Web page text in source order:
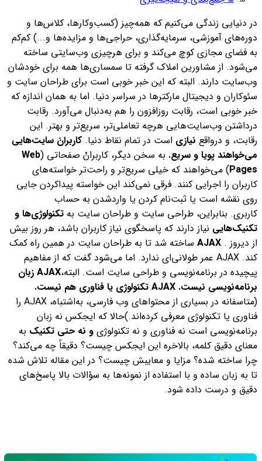
در دنیایی زندگی می‌کنیم که همه‌چیز (کسب‌وکارها، کلاس‌ها و
دور‌ه‌های آموزشی، سرمایه‌گذاری، حراجی‌ها و مزایده‌ها و...) کم‌کم
به فضای مجازی کوچ می‌کند و برای هرچیزی وب‌سایتی ساخته
می‌شود. از مشاورین املاک گرفته تا سمساری‌ها همه برای خودشان
وب‌سایت دارند. البته که این خبر خوبی است برای طراحان سایت و
سئوکاران و دیجیتال مارکترها در سراسر دنیا. اما به همان اندازه که
خبر خوبی است، رقابت روزافزون را هم به‌دنبال می‌آورد. رقابت
درداشتن وب‌سایت‌هایی هرچه تعاملی‌تر، سریع‌تر و بهتر. این
رقابت، و درواقع نیازی است در تمام نقاط دنیا. کاربرانْ سایت‌هایی
می‌خواهند پویا و سریع. به سخن دیگر، کاربرانْ صفحاتی (Web
Pages) می‌خواهند که خیلی سریع‌تر و راحت‌تر خواسته‌های
کاربران را اجرایی کنند. فرقی نمی‌کند این خواسته پیدا‌کردن جایی
روی نقشه است یا ثبت‌نام کردن یا واردشدن به حساب
کاربری. بنابراین، طراحی سایت و طراحان سایت به تکنولوژی‌ها و
تکنیک‌هایی نیاز دارند که پاسخگوی نیاز کاربران باشد، هر روز بیش
از دیروز . AJAX ساخته شد تا به طراحان سایت در همین راه کمک
کند.
AJAX عمر طولانی‌ای ندارد. اما می‌شود گفت که از مفاهیم
پیچیده در برنامه‌نویسی و طراحی سایت است. البته،‌
AJAX زبان
برنامه‌نویسی نیست. AJAX تکنولوژی یا فناوری هم نیست.
(
متاسفانه در بسیاری از محتواهای وب فارسی، به‌اشتباه، AJAX را
فناوری یا تکنولوژی معرفی کرده‌اند.)حالا که ایجکس نه زبان
برنامه‌نویسی است نه فناوری و نه تکنولوژی و نه حتی تکنیک به
معنای دقیق کلمه، بالاخره این ایجکس چیست؟ دقیقاً چه می‌کند؟
چرا ساخته شده؟ مزایا و معایبش چیست؟ در این مقاله تلاش شده
تا به زبان ساده و با استفاده از نمونه‌ها به سؤالات بالا پاسخ‌های
دقیق و درست داده شود.